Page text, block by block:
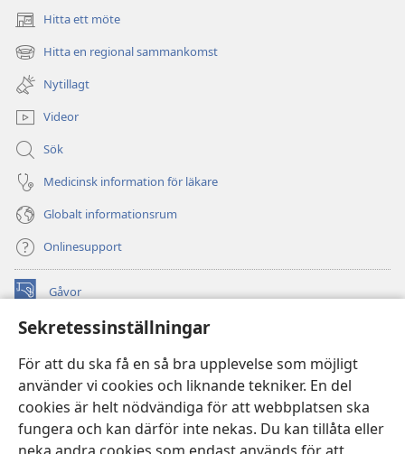
Sekretessinställningar
För att du ska få en så bra upplevelse som möjligt
använder vi cookies och liknande tekniker. En del
cookies är helt nödvändiga för att webbplatsen ska
fungera och kan därför inte nekas. Du kan tillåta eller
Hitta ett möte
(öppnar
nytt
fönster)
Hitta en regional sammankomst
(öppnar
nytt
fönster)
Nytillagt
Videor
Sök
Medicinsk information för läkare
Globalt informationsrum
Onlinesupport
Gåvor
(öppnar
fönster) Watchtower ONLINE LIBRARY™
nytt
fönster)JW Hub ®
(öppnar
nytt
fönster)JW Library